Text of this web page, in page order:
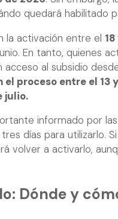
quedará habilitado
la activación entre el
En tanto, quienes
acceso al subsidio
el proceso entre el 13
julio.
informado por
días para utilizarlo.
volver a activarlo,
Dónde y